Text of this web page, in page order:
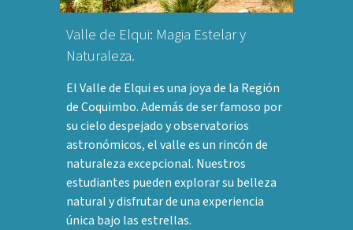
Valle de Elqui: Magia Estelar y
Naturaleza.
El Valle de Elqui es una joya de la Región
de Coquimbo. Además de ser famoso por
su cielo despejado y observatorios
astronómicos, el valle es un rincón de
naturaleza excepcional. Nuestros
estudiantes pueden explorar su belleza
natural y disfrutar de una experiencia
única bajo las estrellas.